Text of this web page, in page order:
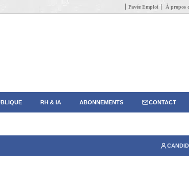
Pavée Emploi À propos
RH & IA ABONNEMENTS CONTACT